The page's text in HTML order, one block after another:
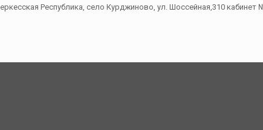
Республика, село Курджиново, ул. Шоссейная,310 кабинет